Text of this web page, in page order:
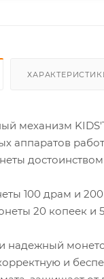
механизм
аппаратов
100 драм и
20 копеек и
надежный
и